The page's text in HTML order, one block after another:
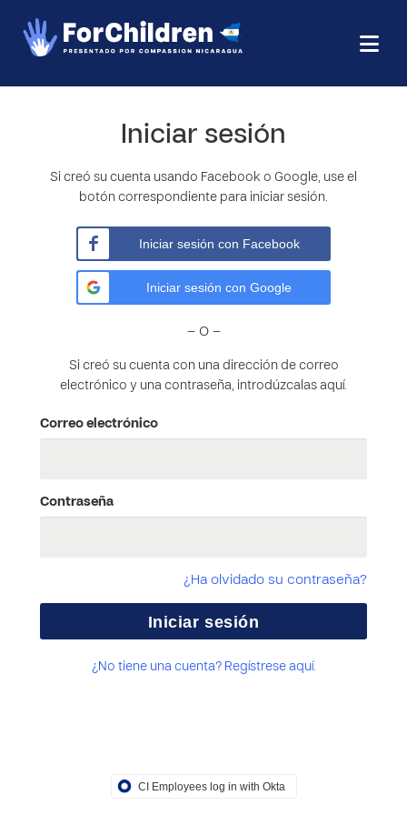
Iniciar sesión
Si creó su cuenta usando Facebook o Google, use el
botón correspondiente para iniciar sesión.
Iniciar sesión con Facebook
Iniciar sesión con Google
– O –
Si creó su cuenta con una dirección de correo
electrónico y una contraseña, introdúzcalas aquí.
Correo electrónico
Contraseña
¿Ha olvidado su contraseña?
¿No tiene una cuenta? Regístrese aquí.
CI Employees log in with Okta